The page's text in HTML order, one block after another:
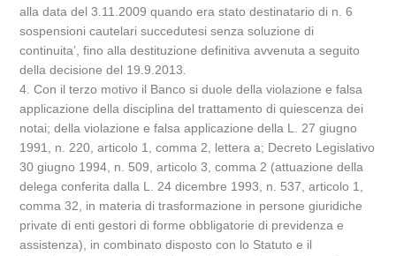
alla data del 3.11.2009 quando era stato destinatario di n. 6
sospensioni cautelari succedutesi senza soluzione di
continuita’, fino alla destituzione definitiva avvenuta a seguito
della decisione del 19.9.2013.
4. Con il terzo motivo il Banco si duole della violazione e falsa
applicazione della disciplina del trattamento di quiescenza dei
notai; della violazione e falsa applicazione della L. 27 giugno
1991, n. 220, articolo 1, comma 2, lettera a; Decreto Legislativo
30 giugno 1994, n. 509, articolo 3, comma 2 (attuazione della
delega conferita dalla L. 24 dicembre 1993, n. 537, articolo 1,
comma 32, in materia di trasformazione in persone giuridiche
private di enti gestori di forme obbligatorie di previdenza e
assistenza), in combinato disposto con lo Statuto e il